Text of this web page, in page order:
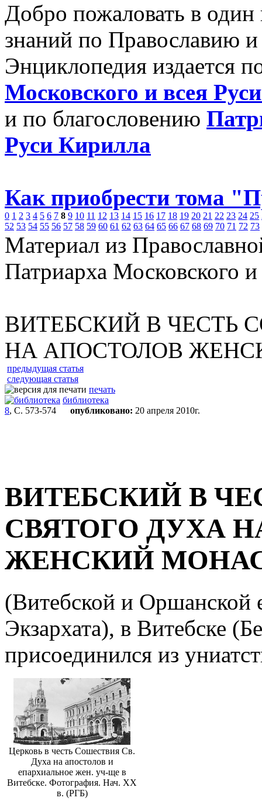
Добро пожаловать в
знаний по Православию
Энциклопедия издается
Московского и всея
и по благословению
Руси Кирилла
Как приобрести тома
0 1 2 3 4 5 6 7 8 9 10 11 12 13 14 15 16 17 18 19 20 21 22 23 24 25
52 53 54 55 56 57 58 59 60 61 62 63 64 65 66 67 68 69 70 71 72 73
Материал из
Патриарха Московского
ВИТЕБСКИЙ В ЧЕСТЬ
НА АПОСТОЛОВ
предыдущая статья
следующая статья
печать
библиотека
8, С. 573-574 опубликовано: 20 апреля 2010г.
ВИТЕБСКИЙ В
СВЯТОГО ДУХА
ЖЕНСКИЙ
(Витебской и Оршанской
Экзархата), в Витебске
присоединился из
Церковь в честь Сошествия Св.
Духа на апостолов и
епархиальное жен. уч-ще в
Витебске. Фотография. Нач. XX
в. (РГБ)